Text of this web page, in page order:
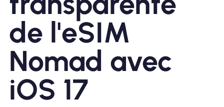
Pourquoi Nomad eSIM
Utiliser une eSIM
Pour le business
de l'eSIM
Nomad avec
iOS 17